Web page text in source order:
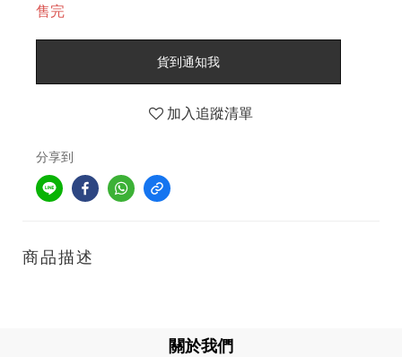
售完
貨到通知我
加入追蹤清單
分享到
商品描述
關於我們